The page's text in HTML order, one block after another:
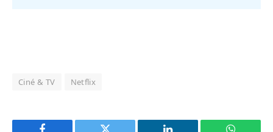
Ciné & TV Netflix